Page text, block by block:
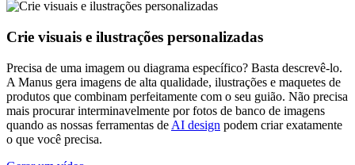
Crie visuais e ilustrações personalizadas
Precisa de uma imagem ou diagrama específico? Basta descrevê-lo.
A Manus gera imagens de alta qualidade, ilustrações e maquetes de
produtos que combinam perfeitamente com o seu guião. Não precisa
mais procurar interminavelmente por fotos de banco de imagens
quando as nossas ferramentas de AI design podem criar exatamente
o que você precisa.